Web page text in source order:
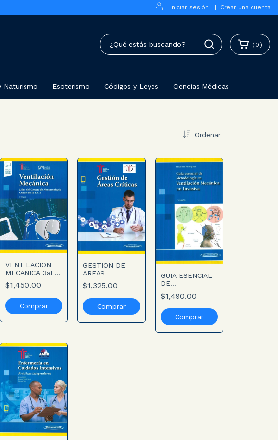
Iniciar sesión Crear una cuenta
( 0 )
Naturismo Esoterismo Códigos y Leyes Ciencias Médicas
Ordenar
VENTILACION
MECANICA 3aED.
Incluye Libro
Digital
$1,450.00
GESTION DE
AREAS
CRITICAS.
Incluye Libro
Digital
$1,325.00
GUIA ESENCIAL
DE
METODOLOGIA
EN
VENTILACION
MECANICA NO
INVASIVA 2aED.
$1,490.00